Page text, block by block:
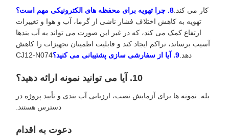
کار می کند. 8. چرا تهویه برای محفظه های الکترونیکی مهم است؟
تهویه به کاهش اختلاف فشار ناشی از گرما، آب و هوا و تغییرات
ارتفاع کمک می کند، که در غیر این صورت می تواند به آب بندها
آسیب برساند، تراکم ایجاد کند و قابلیت اطمینان تجهیزات را کاهش
دهد. 9. آیا از سفارشی سازی پشتیبانی می کنید؟ CJ12-N074
10. آیا می توانید نمونه ارائه دهید؟
بله. نمونه ها برای آزمایش نصب، ارزیابی آب بندی و تأیید پروژه در
دسترس هستند.
دعوت به اقدام